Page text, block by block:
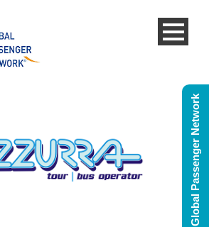
Global Passenger Network